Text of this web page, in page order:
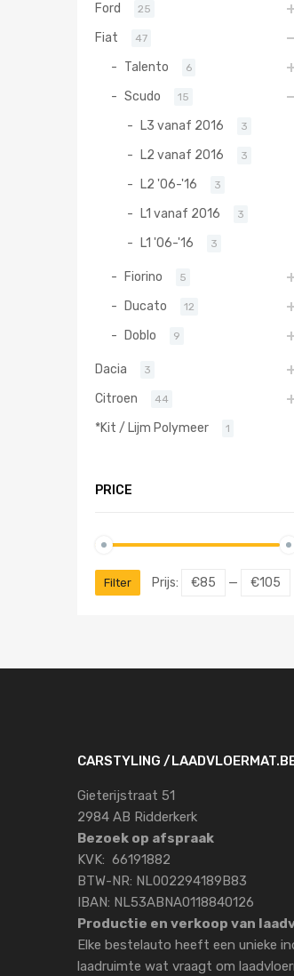
Ford 25
Fiat 47
Talento 6
Scudo 15
L3 vanaf 2016 3
L2 vanaf 2016 3
L2 '06-'16 3
L1 vanaf 2016 3
L1 '06-'16 3
Fiorino 5
Ducato 12
Doblo 9
Dacia 3
Citroen 44
*Kit / Lijm Polymeer 1
PRICE
Filter Prijs: €85 — €105
CARSTYLING /
Gieterijstraat 51
2984 AB Ridderkerk
Bezoek op afspraak
KVK: 66191882
BTW-NR: NL002294189B83
IBAN: NL53ABNA0118840126
Productie en verkoop van
Elke bestelauto heeft een unieke
laadruimte wat vraagt om